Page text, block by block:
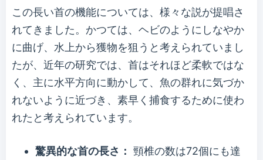
この長い首の機能については、様々な説が提唱さ
れてきました。かつては、ヘビのようにしなやか
に曲げ、水上から獲物を狙うと考えられていまし
たが、近年の研究では、首はそれほど柔軟ではな
く、主に水平方向に動かして、魚の群れに気づか
れないように近づき、素早く捕食するために使わ
れたと考えられています。
驚異的な首の長さ： 頸椎の数は72個にも達